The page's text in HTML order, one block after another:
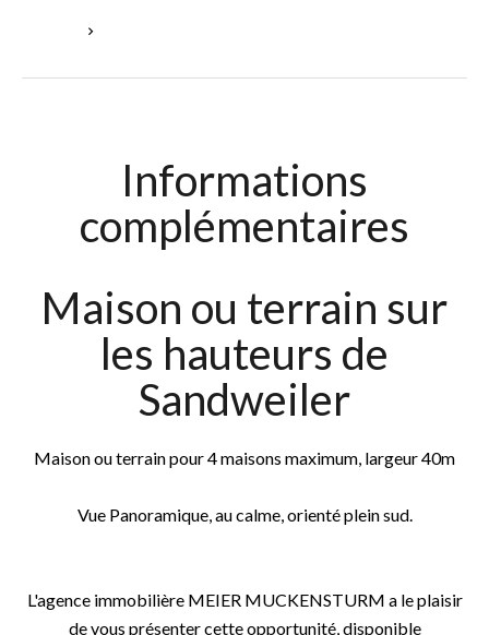
Informations
complémentaires
Maison ou terrain sur
les hauteurs de
Sandweiler
Maison ou terrain pour 4 maisons maximum, largeur 40m
Vue Panoramique, au calme, orienté plein sud.
L'agence immobilière MEIER MUCKENSTURM a le plaisir
de vous présenter cette opportunité, disponible